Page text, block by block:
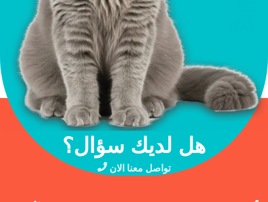
هل لديك سؤال؟
تواصل معنا الان